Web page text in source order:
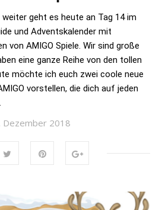
weiter geht es heute an Tag 14 im
und Adventskalender mit
von AMIGO Spiele. Wir sind große
eine ganze Reihe von den tollen
möchte ich euch zwei coole neue
vorstellen, die dich auf jeden
Dezember 2018